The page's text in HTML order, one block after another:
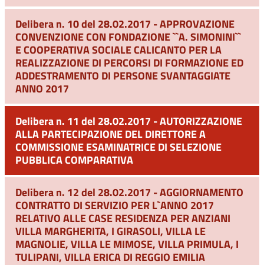
Delibera n. 10 del 28.02.2017 - APPROVAZIONE
CONVENZIONE CON FONDAZIONE ``A. SIMONINI``
E COOPERATIVA SOCIALE CALICANTO PER LA
REALIZZAZIONE DI PERCORSI DI FORMAZIONE ED
ADDESTRAMENTO DI PERSONE SVANTAGGIATE
ANNO 2017
Delibera n. 11 del 28.02.2017 - AUTORIZZAZIONE
ALLA PARTECIPAZIONE DEL DIRETTORE A
COMMISSIONE ESAMINATRICE DI SELEZIONE
PUBBLICA COMPARATIVA
Delibera n. 12 del 28.02.2017 - AGGIORNAMENTO
CONTRATTO DI SERVIZIO PER L`ANNO 2017
RELATIVO ALLE CASE RESIDENZA PER ANZIANI
VILLA MARGHERITA, I GIRASOLI, VILLA LE
MAGNOLIE, VILLA LE MIMOSE, VILLA PRIMULA, I
TULIPANI, VILLA ERICA DI REGGIO EMILIA